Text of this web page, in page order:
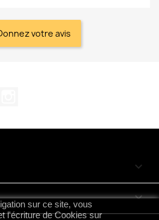
votre avis


sur ce site, vous
l'écriture de Cookies sur